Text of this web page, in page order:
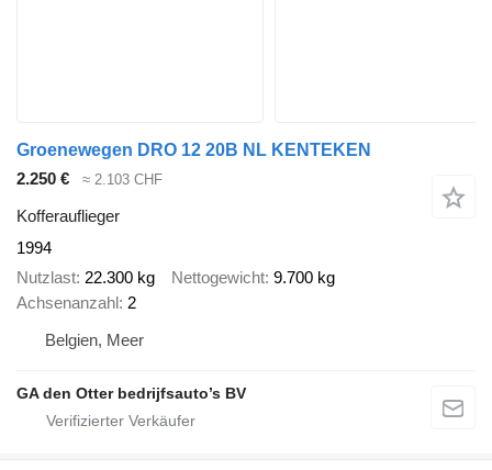
Groenewegen DRO 12 20B NL KENTEKEN
2.250 €
≈ 2.103 CHF
Kofferauflieger
1994
Nutzlast 22.300 kg Nettogewicht 9.700 kg
Achsenanzahl 2
Belgien, Meer
GA den Otter bedrijfsauto’s BV